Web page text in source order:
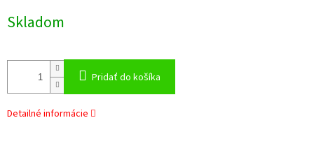
cena:
Skladom
Pridať do košíka
Detailné informácie